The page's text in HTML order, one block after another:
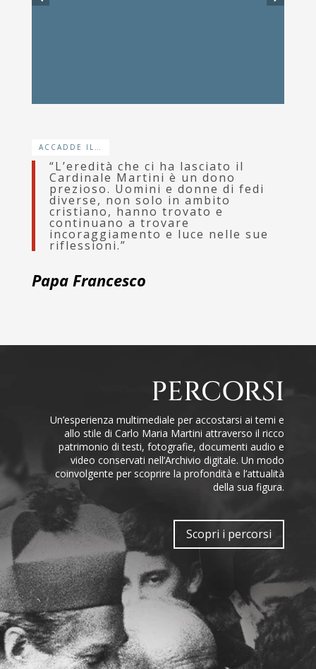
ACCADDE IL…
“L’eredità che ci ha lasciato il
Cardinale Martini è un dono
prezioso. Uomini e donne di fedi
diverse, non solo in ambito
cristiano, hanno trovato e
continuano a trovare
incoraggiamento e luce nelle sue
riflessioni.”
Papa Francesco
PERCORSI
Un’esperienza multimediale per accostarsi ai temi e
allo stile di Carlo Maria Martini attraverso il ricco
patrimonio di testi, fotografie, documenti audio e
video conservati nell’Archivio digitale. Un modo
coinvolgente per scoprire la profondità e l’attualità
della sua figura.
Scopri i percorsi